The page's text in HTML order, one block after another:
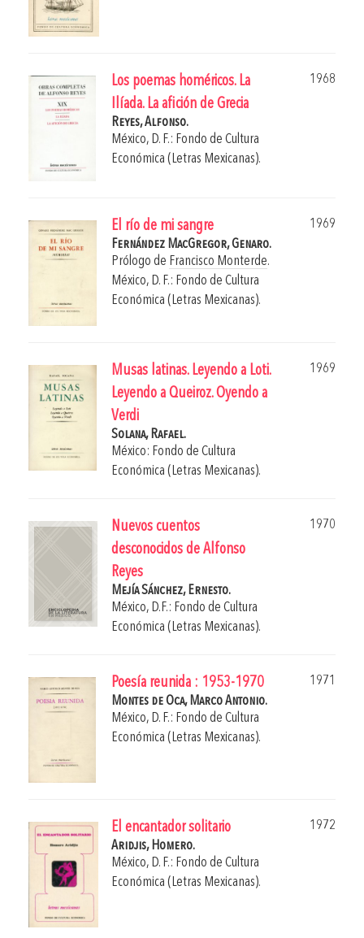
Los poemas homéricos. La
Ilíada. La afición de Grecia
1968
Reyes, Alfonso.
México, D. F.: Fondo de Cultura
Económica (Letras Mexicanas).
El río de mi sangre
1969
Fernández MacGregor, Genaro.
Prólogo de Francisco Monterde.
México, D. F.: Fondo de Cultura
Económica (Letras Mexicanas).
Musas latinas. Leyendo a Loti.
Leyendo a Queiroz. Oyendo a
Verdi
1969
Solana, Rafael.
México: Fondo de Cultura
Económica (Letras Mexicanas).
Nuevos cuentos
desconocidos de Alfonso
Reyes
1970
Mejía Sánchez, Ernesto.
México, D.F.: Fondo de Cultura
Económica (Letras Mexicanas).
Poesía reunida : 1953-1970
1971
Montes de Oca, Marco Antonio.
México, D. F.: Fondo de Cultura
Económica (Letras Mexicanas).
El encantador solitario
1972
Aridjis, Homero.
México, D. F.: Fondo de Cultura
Económica (Letras Mexicanas).